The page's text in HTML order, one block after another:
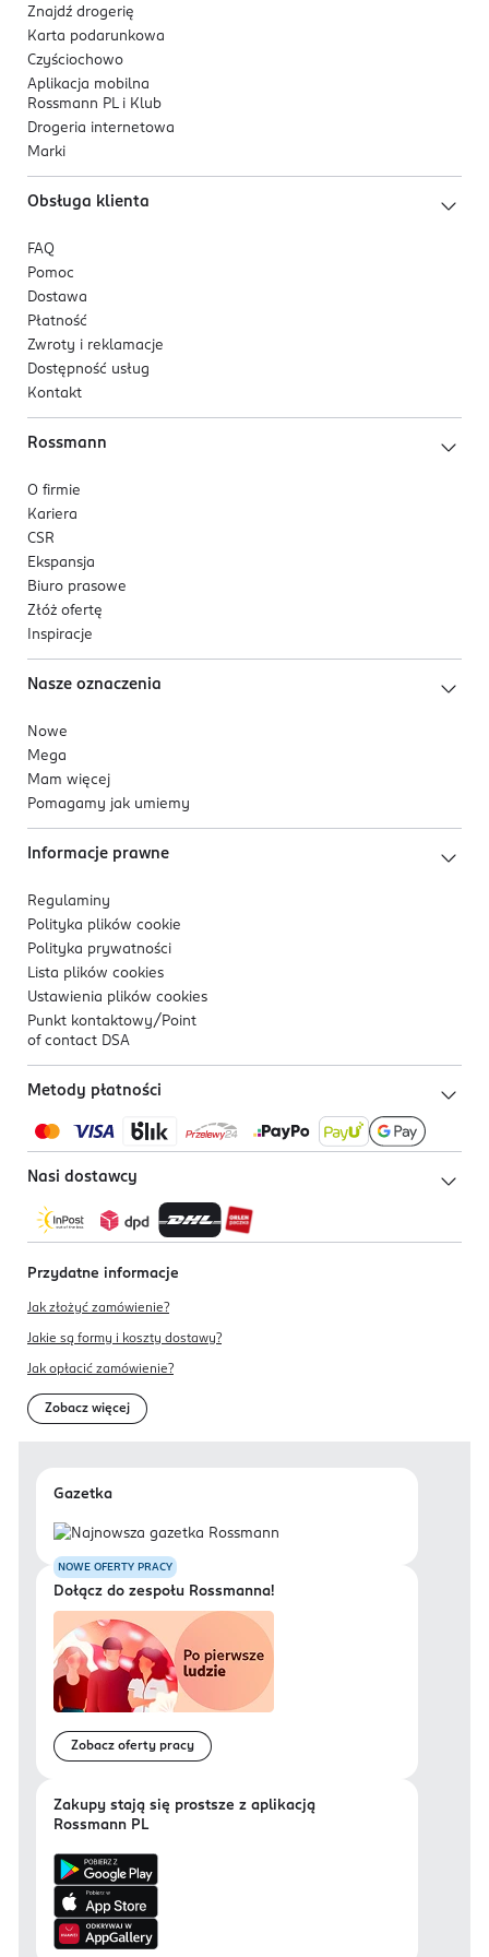
Znajdź drogerię
Karta podarunkowa
Czyściochowo
Aplikacja mobilna
Rossmann PL i Klub
Drogeria internetowa
Marki
Obsługa klienta
FAQ
Pomoc
Dostawa
Płatność
Zwroty i reklamacje
Dostępność usług
Kontakt
Rossmann
O firmie
Kariera
CSR
Ekspansja
Biuro prasowe
Złóż ofertę
Inspiracje
Nasze oznaczenia
Nowe
Mega
Mam więcej
Pomagamy jak umiemy
Informacje prawne
Regulaminy
Polityka plików cookie
Polityka prywatności
Lista plików cookies
Ustawienia plików cookies
Punkt kontaktowy/ Point
of contact DSA
Metody płatności
Nasi dostawcy
Przydatne informacje
Jak złożyć zamówienie?
Jakie są formy i koszty dostawy?
Jak opłacić zamówienie?
Zobacz więcej
Gazetka
NOWE OFERTY PRACY
Dołącz do zespołu Rossmanna!
Zobacz oferty pracy
Zakupy stają się prostsze z aplikacją
Rossmann PL